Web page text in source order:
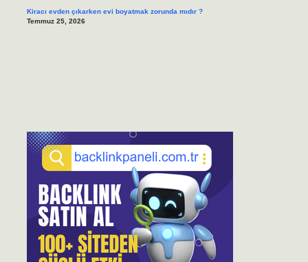
Kiracı evden çıkarken evi boyatmak zorunda mıdır ?
Temmuz 25, 2026